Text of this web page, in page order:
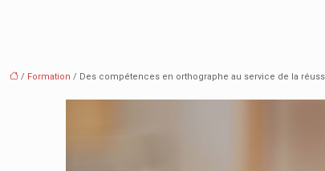
/ Formation / Des compétences en orthographe au service de la